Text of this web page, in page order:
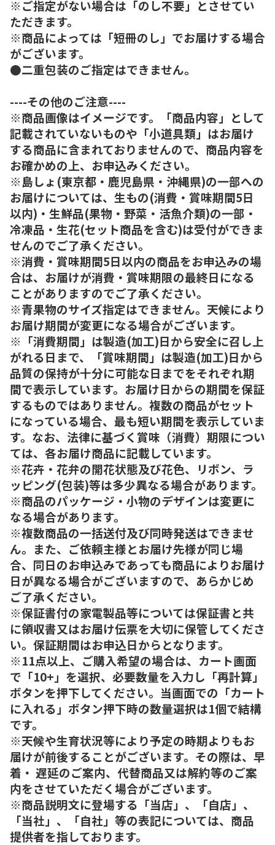
※ご指定がない場合は「のし不要」とさせてい
ただきます。
※商品によっては「短冊のし」でお届けする場合
がございます。
●二重包装のご指定はできません。
----その他のご注意----
※商品画像はイメージです。「商品内容」として
記載されていないものや「小道具類」はお届け
する商品に含まれておりませんので、商品内容を
お確かめの上、お申込みください。
※島しょ(東京都・鹿児島県・沖縄県)の一部への
お届けについては、生もの(消費・賞味期間5日
以内)・生鮮品(果物・野菜・活魚介類)の一部・
冷凍品・生花(セット商品を含む)は受付ができま
せんのでご了承ください。
※消費・賞味期間5日以内の商品をお申込みの場
合は、お届けが消費・賞味期限の最終日になる
ことがありますのでご了承ください。
※青果物のサイズ指定はできません。天候により
お届け期間が変更になる場合がございます。
※「消費期間」は製造(加工)日から安全に召し上
がれる日まで、「賞味期間」は製造(加工)日から
品質の保持が十分に可能な日までをそれぞれ期
間で表示しています。お届け日からの期間を保証
するものではありません。複数の商品がセット
になっている場合、最も短い期間を表示していま
す。なお、法律に基づく賞味（消費）期限につい
ては、各お届け商品に記載しています。
※花卉・花弁の開花状態及び花色、リボン、ラ
ッピング(包装)等は多少異なる場合があります。
※商品のパッケージ・小物のデザインは変更に
なる場合があります。
※複数商品の一括送付及び同時発送はできませ
ん。また、ご依頼主様とお届け先様が同じ場
合、同日のお申込みであっても商品によりお届け
日が異なる場合がございますので、あらかじめ
ご了承ください。
※保証書付の家電製品等については保証書と共
に領収書又はお届け伝票を大切に保管してくださ
い。保証期間はお申込日からとなります。
※11点以上、ご購入希望の場合は、カート画面
で「10+」を選択、必要数量を入力し「再計算」
ボタンを押下してください。当画面での「カート
に入れる」ボタン押下時の数量選択は1個で結構
です。
※天候や生育状況等により予定の時期よりもお
届けが前後することがございます。その際は、早
着・ 遅延のご案内、代替商品又は解約等のご案
内をさせていただく場合がございます。
※商品説明文に登場する「当店」、「自店」、
「当社」、「自社」等の表記については、商品
提供者を指しております。